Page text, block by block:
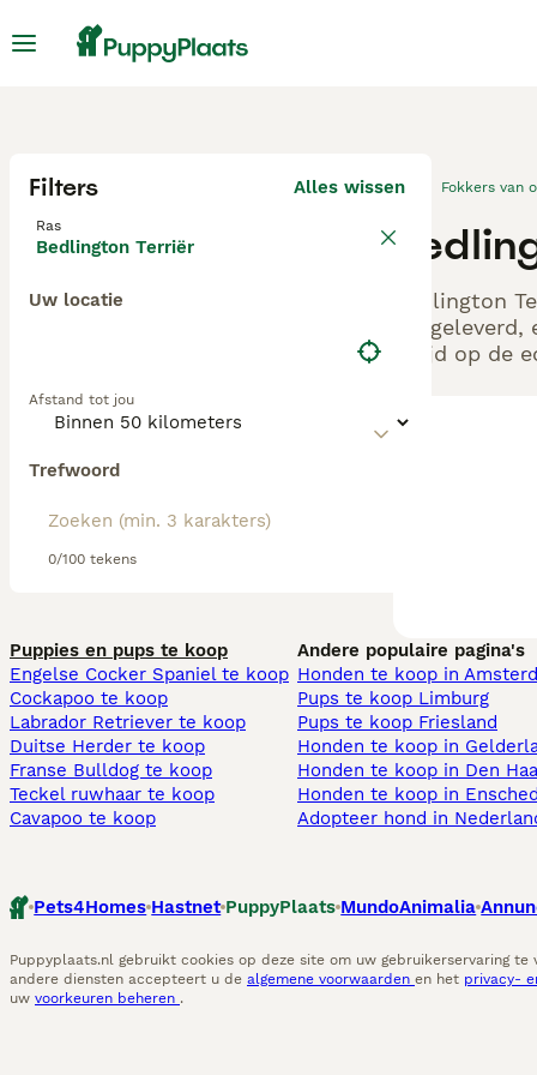
Filters Alles wissen
Ras
Bedlington Terriër
Uw locatie
Afstand tot jou
Trefwoord
0/100 tekens
Fokkers van
Bedlington
altijd op de
Puppies en pups te koop
Engelse Cocker Spaniel te koop
Cockapoo te koop
Labrador Retriever te koop
Duitse Herder te koop
Franse Bulldog te koop
Teckel ruwhaar te koop
Cavapoo te koop
Andere populaire pagina's
Honden te koop in
Pups te koop Limburg​
Pups te koop Friesland​
Honden te koop in
Honden te koop in Den
Honden te koop in
Adopteer hond in
Pets4Homes Hastnet PuppyPlaats MundoAnimalia
Puppyplaats.nl gebruikt cookies op deze site om uw gebruikerservaring
andere diensten accepteert u de algemene voorwaarden en het privacy-
uw voorkeuren beheren .